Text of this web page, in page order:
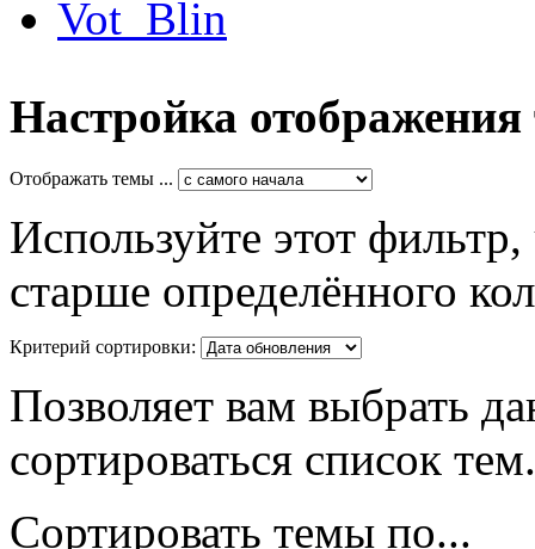
Vot_Blin
Настройка отображения
Отображать темы ...
Используйте этот
старше определённого
Критерий сортировки:
Позволяет вам выбрать
сортироваться список тем.
Сортировать темы по...